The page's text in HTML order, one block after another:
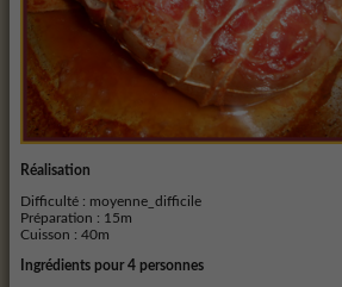
Réalisation
Difficulté : moyenne_difficile
Préparation : 15m
Cuisson : 40m
Ingrédients pour 4 personnes